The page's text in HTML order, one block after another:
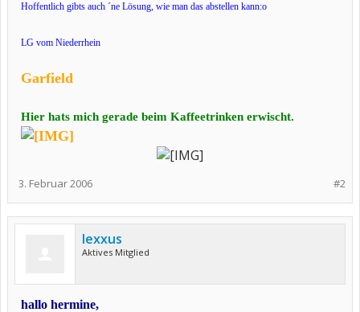
Hoffentlich gibts auch ´ne Lösung, wie man das abstellen kann:o
LG vom Niederrhein
Garfield
Hier hats mich gerade beim Kaffeetrinken erwischt.
#2
3. Februar 2006
lexxus
Aktives Mitglied
hallo hermine,